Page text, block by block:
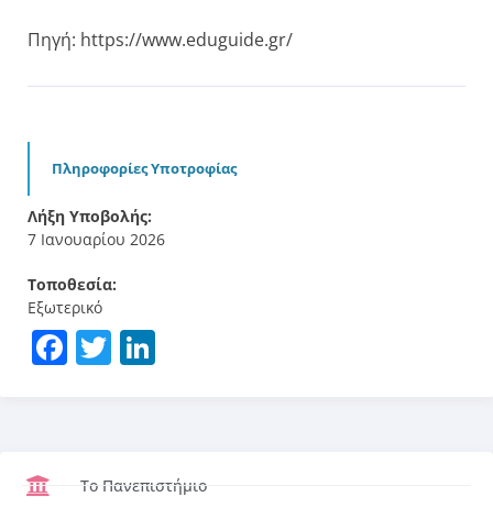
Πηγή: https://www.eduguide.gr/
Πληροφορίες Υποτροφίας
Λήξη Υποβολής:
7 Ιανουαρίου 2026
Τοποθεσία:
Εξωτερικό
Facebook
Twitter
Το Πανεπιστήμιο